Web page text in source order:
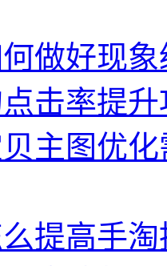
做好现
击率提升
主图优
提高手